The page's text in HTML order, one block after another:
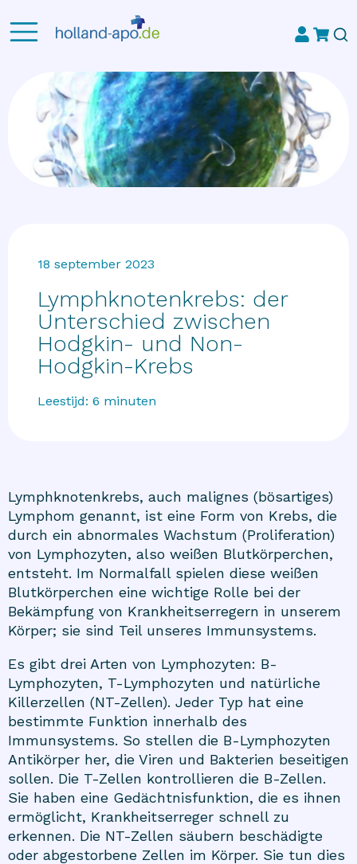
18 september 2023
Lymphknotenkrebs: der
Unterschied zwischen
Hodgkin- und Non-
Hodgkin-Krebs
Leestijd:6 minuten
Lymphknotenkrebs, auch malignes (bösartiges)
Lymphom genannt, ist eine Form von Krebs, die
durch ein abnormales Wachstum (Proliferation)
von Lymphozyten, also weißen Blutkörperchen,
entsteht. Im Normalfall spielen diese weißen
Blutkörperchen eine wichtige Rolle bei der
Bekämpfung von Krankheitserregern in unserem
Körper; sie sind Teil unseres Immunsystems.
Es gibt drei Arten von Lymphozyten: B-
Lymphozyten, T-Lymphozyten und natürliche
Killerzellen (NT-Zellen). Jeder Typ hat eine
bestimmte Funktion innerhalb des
Immunsystems. So stellen die B-Lymphozyten
Antikörper her, die Viren und Bakterien beseitigen
sollen. Die T-Zellen kontrollieren die B-Zellen.
Sie haben eine Gedächtnisfunktion, die es ihnen
ermöglicht, Krankheitserreger schnell zu
erkennen. Die NT-Zellen säubern beschädigte
oder abgestorbene Zellen im Körper. Sie tun dies